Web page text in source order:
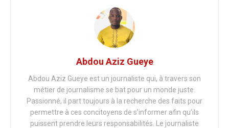
Abdou Aziz Gueye
Abdou Aziz Gueye est un journaliste qui, à travers son
métier de journalisme se bat pour un monde juste.
Passionné, il part toujours à la recherche des faits pour
permettre à ces concitoyens de s’informer afin qu’ils
puissent prendre leurs responsabilités. Le journaliste